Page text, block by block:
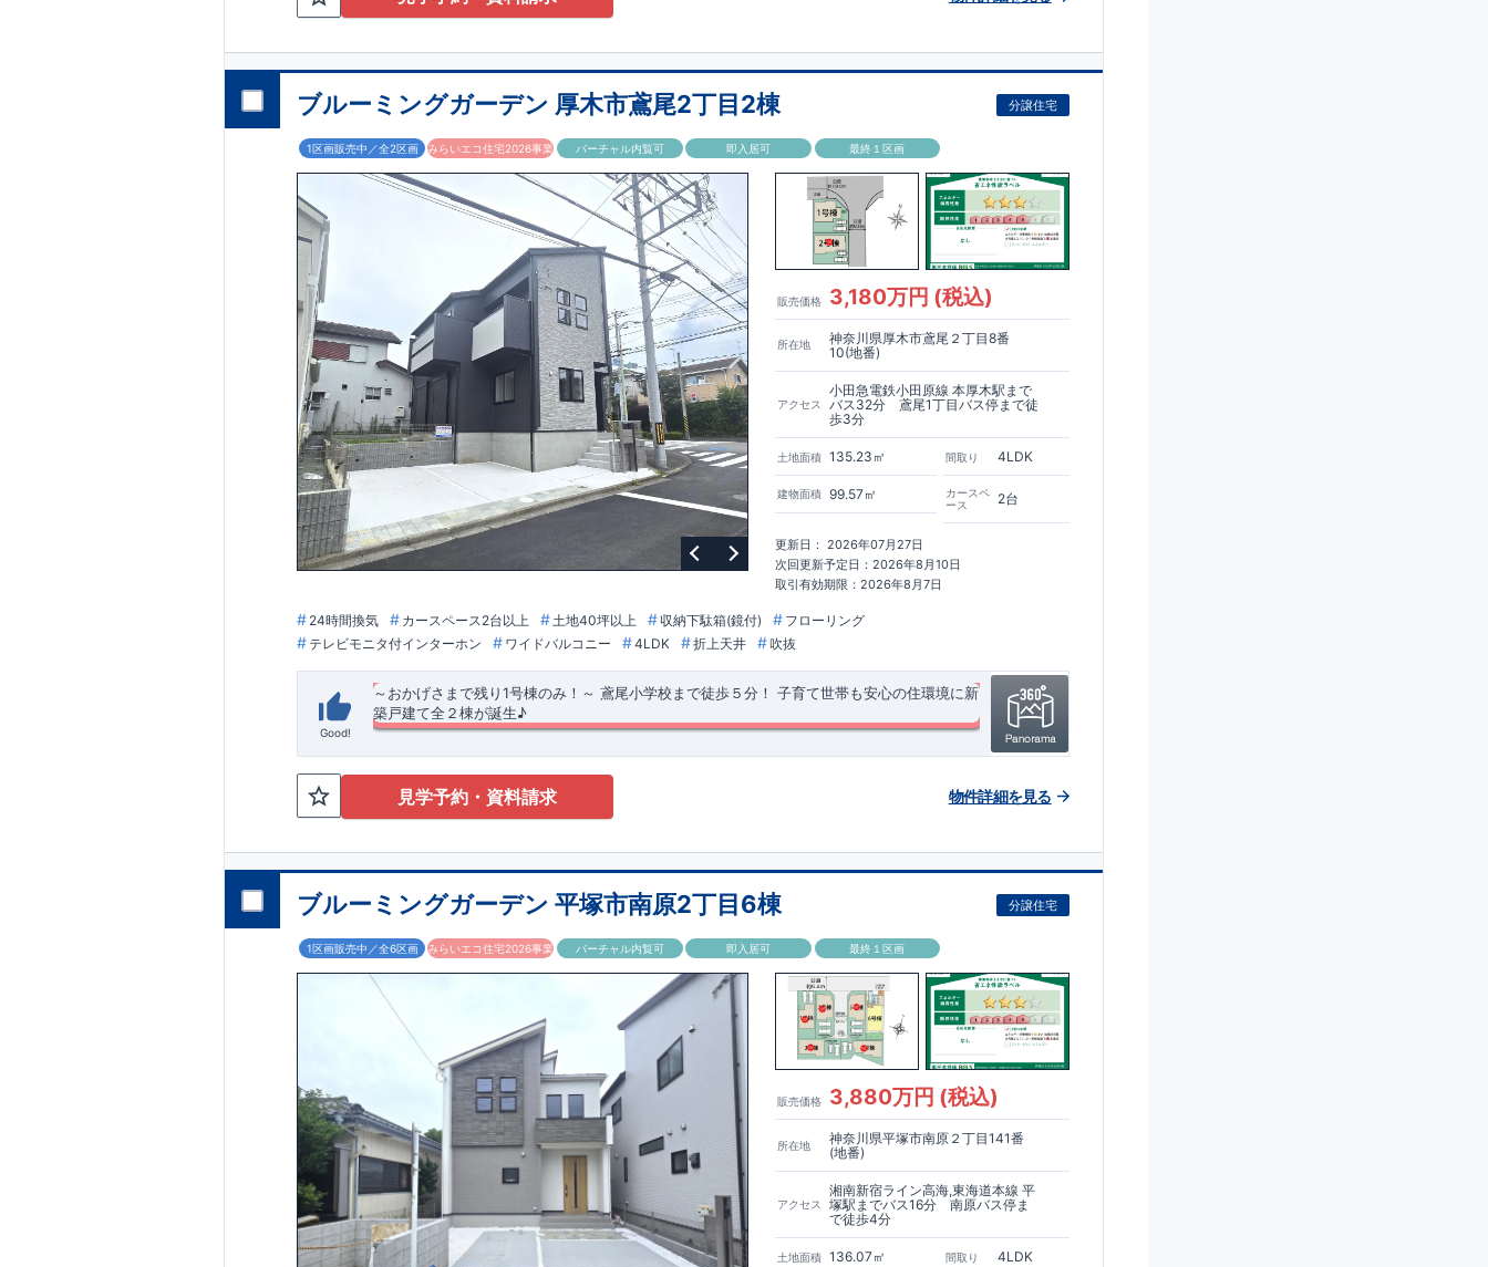
井、主寝室：間接照明付き折上天井）
コラム| 東栄住宅の新築一戸建て、分譲住宅＞​
​こだわりの内装・仕様を施した、オシャレなリビングがございます♪ ​折上天井、アクセントク
ロス、キッチンのポップアップ天井、を採用！是非ご内覧ください♪ ​ ​キッチンスペース
広々！可動棚４段付きで食品等の収納ができます！ ​ 2階南側に​ワイドバルコニーを採用！２
スマートフォン​アプリで開閉可能仕様です♪
​■玄関収納…便利な全身鏡のついた、コの字収納がございます♪
​​■浴室…浴室暖房換気乾燥機付き！壁面にアクセントカラーを施したオシャレな浴室空間です
​ ​ ​◇アクセス◇ ・小田急小田原線「本厚木」駅までバス３６分、 ​「まつかげ台」バス停歩３
1500m(徒歩約24分) ◎ 荻野すみれ愛児園 約2200m(徒歩約33分) ◎ とびお幼稚園 約
2400m(徒歩約35分)【買物施設】◎ たからやフレサ上荻野店 約950m(徒歩約16分) ◎ クリ
エイトS・D厚木上荻野店 約1000m(徒歩約17分)【その他施設】
750m(徒歩約12分) ◎ まつかげ台中公園 約190m(徒歩約3分)
オプション商品のご紹介
網戸（全窓）​建物引渡日の20日前までにお申込みいただくと特別価格
ただくと早割価格でご案内 ​キッチン／トイレ／バス／給湯器／洗面化粧台／インターホン 設
備機器の​15年保証サービスへの加入がおすすめです！
東栄ホームサービス株式会社なら、
​エアコン・フロアコーティング・カーテンレール・カッ
プボード・TVアンテナ 等もご紹介可能！
ウェブカタログはこちら→​<各種カタログ｜ブルーミングリフォーム >
住宅性能評価 W取得(設計・建設)
■第三者機関が設計・建物検査(全四回)を実施 ■税制優遇あり
4分野6項目で最高等級を取得!
□ 構造の安定 (耐風等級2・耐震等級3) □ 劣化の軽減 (劣化対策等級3) □ 維持管理への配慮
(維持管理対策等級3) □ 空気環境 (ホルムアルデヒド発散等級3)
ZEH水準の断熱性能
□ 断熱等性能等級5～6 □ 一次エネルギー消費量等級6～8 ​□ 第三者評価BELS実施
■国の定める7つの技術基準をクリア ■税制優遇あり【東栄セーフティー
ダンパー標準装備】■制震ダンパーで振れ幅を大幅に低減、繰り返す地震に強い『耐震+制
震』技術 ■メンテナンスフリー
現地案内予約受付中詳細やご見学など、お気軽にお問合せ下さい♪東栄住宅 港南台営業所
TEL:0120-29-1081
ブルーミングガーデン 厚木市鳶尾2丁目2棟 分譲住宅
1区画販売中／全2区画 みらいエコ住宅2026事業 バーチャル内覧可 即入居可 最終１区画
販売価格 3,180万円 (税込)
所在地
神奈川県厚木市鳶尾２丁目8番
10(地番)
アクセス
小田急電鉄小田原線 本厚木駅まで
バス32分 鳶尾1丁目バス停まで徒
歩3分
土地面積 135.23㎡
建物面積 99.57㎡
間取り 4LDK
カースペ
ース
2台
更新日： 2026年07月27日
次回更新予定日：2026年8月10日
取引有効期限：2026年8月7日
24時間換気 カースペース2台以上 土地40坪以上 収納下駄箱(鏡付)
フローリング
テレビモニタ付インターホン
ワイドバルコニー 4LDK 折上天井 吹抜
Good!
～おかげさまで残り1号棟のみ！～ 鳶尾小学校まで徒歩５分！ 子育て世帯も安心の住環境に新
築戸建て全２棟が誕生♪
バス停「鳶尾1丁目」まで徒歩約3分！ ​鳶尾小学校まで徒歩約5分で子育て世帯も安心！ ​ ​並列
2台駐車可能！（1号棟：小型車1台含む）
2階南側にワイドバルコニーを採用！二部屋から行き来でき、洗濯物もたっぷり干せます♪ ​
ング：見せ梁付き折上天井、主寝室：間接照明付き折上天井)
コラム| 東栄住宅の新築一戸建て、分譲住宅＞​ ​【1号棟】
2階の全居室にウォークインクローゼットを採用！衣類をたっぷり収納できます♪
リビング吹き抜けを採用！開放感のあるリビング空間となっております♪
キッチン周りにアクセントクロスを採用！オシャレなカウンターを演出しております♪
​＜設備・仕様＞
​■玄関ドア…タグキーやスマートフォン​アプリで開閉可能な仕様です♪ ​■玄関収納…便利な全
身鏡のついた、コの字収納がございます♪
■浴室…壁面にアクセントカラーを取り入れ、オシャレな浴室空間を作り出しております♪
​ ​ ​◇アクセス◇ 小田急小田原線 ​​「本厚木」駅までバス３２分、バス停「鳶尾1丁目」まで停歩
◆ 周辺環境◆
【教育施設】◎ 厚木市立鳶尾小学校 約350ｍ(徒歩約5分) ◎ 厚木市立荻野中学校 約
500m(徒歩約8分)【買物施設】◎ ユーコープ鳶尾店 約600m(徒歩約9分) ◎ セブンイレブン
厚木下荻野北店 約800m(徒歩約12分)【その他施設】 ◎ 鳶尾中央公園 約240m(徒歩約3分)
◎ 厚木鳶尾郵便局 約550m(徒歩約8分)
◎ 鳶尾診療所 約650m(徒歩約9分)
オプション商品のご紹介
網戸（全窓）
​建物引渡日の20日前までにお申込みいただくと 特別価格でご案内 ​お引渡し前に
工事を済ませることが可能です。
住宅設備機器修理サービス
​建物引渡日までにお申し込みい
ただくと
でご案内 ​キッチン／トイレ／バス／給湯器／洗面化粧台／インターホン 設
備機器の​15年保証サービスへの加入がおすすめです！
東栄ホームサービス株式会社なら、 ​エアコン・フロアコーティング・カーテンレール・カッ
プボード・TVアンテナ 等もご紹介可能！
ウェブカタログはこちら→​<
各種カタログ｜ブルーミングリフォーム>
住宅性能評価 W取得(設計・建設)
■第三者機関が設計・建物検査(全四回)を実施 ■税制優遇あり
4分野6項目で最高等級を取得!
□ 構造の安定 (耐風等級2・耐震等級3) □ 劣化の軽減 (劣化対策等級3) □ 維持管理への配慮
(維持管理対策等級3) □ 空気環境 (ホルムアルデヒド発散等級3)
ZEH水準の断熱性能
□ 断熱等性能等級5～6 □ 一次エネルギー消費量等級6～8 ​□ 第三者評価BELS実施
快適に長く住める住宅
【長期優良住宅】■国の定める7つの技術基準をクリア ■税制優遇あり【東栄セーフティー
ダンパー標準装備】■制震ダンパーで振れ幅を大幅に低減、繰り返す地震に強い『耐震+制
震』技術 ■メンテナンスフリー
現地案内予約受付中詳細やご見学など、お気軽にお問合せ下さい♪
東栄住宅 港南台営業所
TEL:0120-29-1081
見学予約・資料請求 物件詳細を見る
ブルーミングガーデン 平塚市南原2丁目6棟 分譲住宅
1区画販売中／全6区画 みらいエコ住宅2026事業 バーチャル内覧可 即入居可 最終１区画
販売価格 3,880万円 (税込)
所在地
神奈川県平塚市南原２丁目141番
(地番)
アクセス
湘南新宿ライン高海,東海道本線 平
塚駅までバス16分 南原バス停ま
で徒歩4分
土地面積 136.07㎡ 間取り 4LDK